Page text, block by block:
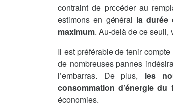
contraint de procéder au
estimons en général la durée
maximum. Au-delà de ce seuil,
Il est préférable de tenir
de nombreuses pannes
l’embarras. De plus, les
consommation d’énergie du
économies.